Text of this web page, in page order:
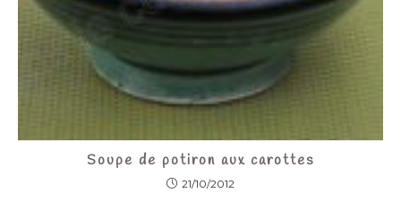
Soupe de potiron aux carottes
21/10/2012